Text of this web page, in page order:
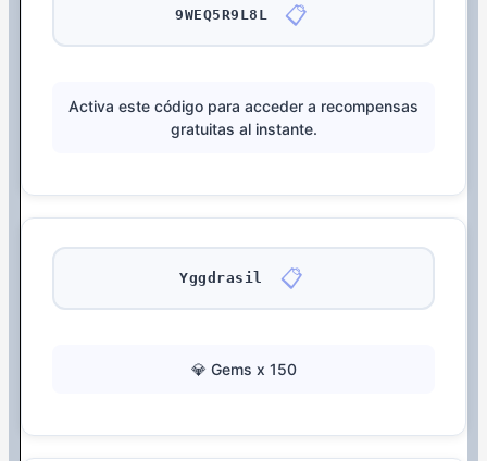
9WEQ5R9L8L 📋
Activa este código para acceder a recompensas
gratuitas al instante.
Yggdrasil 📋
💎 Gems x 150